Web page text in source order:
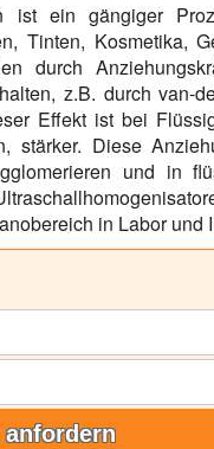
ist ein gängiger
Tinten, Kosmetika,
durch
z.B. durch van-
Effekt ist bei
Diese
und in
in Labor und